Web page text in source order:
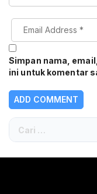
Simpan nama,
ini untuk komentar
Cari
untuk: